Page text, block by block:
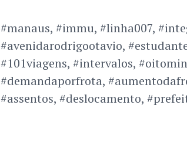
#manaus, #immu, #linha007,
#avenidarodrigootavio,
#101viagens, #intervalos,
#demandaporfrota,
#assentos, #deslocamento,